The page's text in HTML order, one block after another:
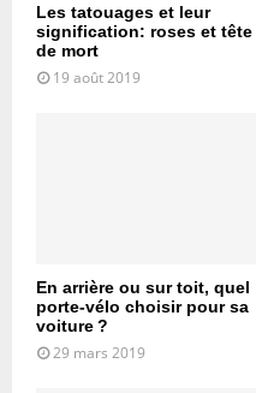
Les tatouages et leur
signification: roses et tête
de mort
19 août 2019
En arrière ou sur toit, quel
porte-vélo choisir pour sa
voiture ?
29 mars 2019